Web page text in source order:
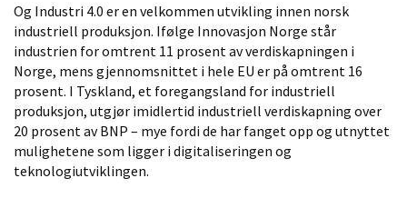
Og Industri 4.0 er en velkommen utvikling innen norsk
industriell produksjon. Ifølge Innovasjon Norge står
industrien for omtrent 11 prosent av verdiskapningen i
Norge, mens gjennomsnittet i hele EU er på omtrent 16
prosent. I Tyskland, et foregangsland for industriell
produksjon, utgjør imidlertid industriell verdiskapning over
20 prosent av BNP – mye fordi de har fanget opp og utnyttet
mulighetene som ligger i digitaliseringen og
teknologiutviklingen.